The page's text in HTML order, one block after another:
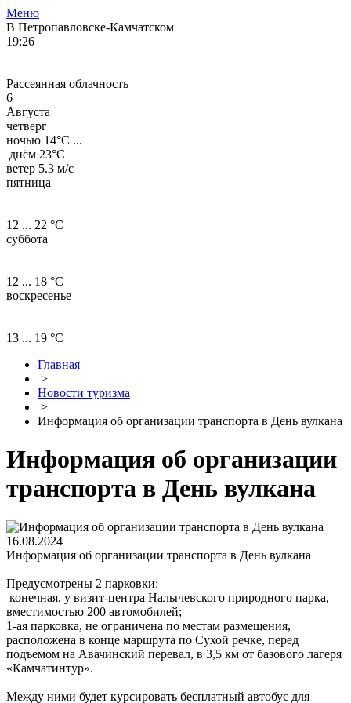
Меню
В Петропавловске-Камчатском
19:26
Рассеянная облачность
6
Августа
четверг
ночью 14°C ...
днём 23°C
ветер 5.3 м/с
пятница
12 ... 22 °C
суббота
12 ... 18 °C
воскресенье
13 ... 19 °C
Главная
>
Новости туризма
>
Информация об организации транспорта в День вулкана
Информация об организации
транспорта в День вулкана
16.08.2024
Информация об организации транспорта в День вулкана
Предусмотрены 2 парковки:
️ конечная, у визит-центра Налычевского природного парка,
вместимостью 200 автомобилей;
️1-ая парковка, не ограничена по местам размещения,
расположена в конце маршрута по Сухой речке, перед
подъемом на Авачинский перевал, в 3,5 км от базового лагеря
«Камчатинтур».
Между ними будет курсировать бесплатный автобус для